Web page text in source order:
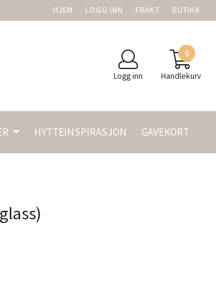
HJEM LOGG INN FRAKT BUTIKK
Logg inn
0
Handlekurv
HYTTEINSPIRASJON GAVEKORT